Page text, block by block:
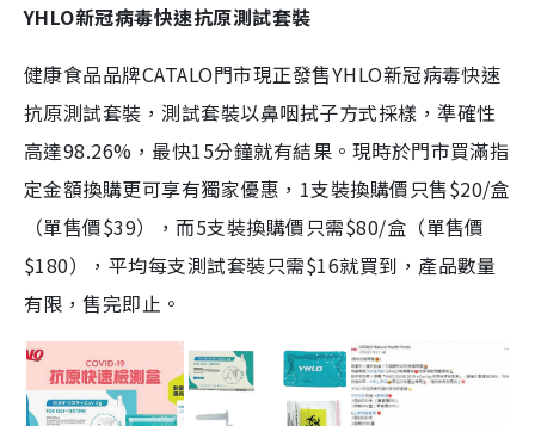
YHLO新冠病毒快速抗原測試套裝
健康食品品牌CATALO門市現正發售YHLO新冠病毒快速
抗原測試套裝，測試套裝以鼻咽拭子方式採樣，準確性
高達98.26%，最快15分鐘就有結果。現時於門市買滿指
定金額換購更可享有獨家優惠，1支裝換購價只售$20/盒
（單售價$39），而5支裝換購價只需$80/盒（單售價
$180），平均每支測試套裝只需$16就買到，產品數量
有限，售完即止。